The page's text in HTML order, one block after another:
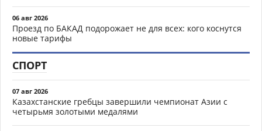
06 авг 2026
Проезд по БАКАД подорожает не для всех: кого коснутся
новые тарифы
СПОРТ
07 авг 2026
Казахстанские гребцы завершили чемпионат Азии с
четырьмя золотыми медалями